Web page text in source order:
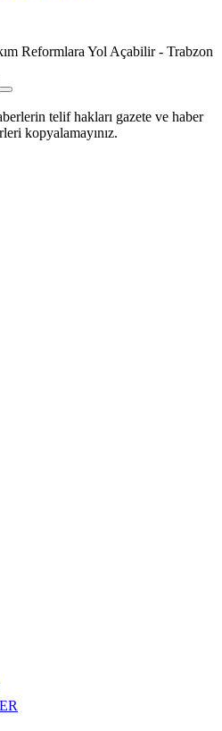
telif hakları gazete ve haber
kopyalamayınız.